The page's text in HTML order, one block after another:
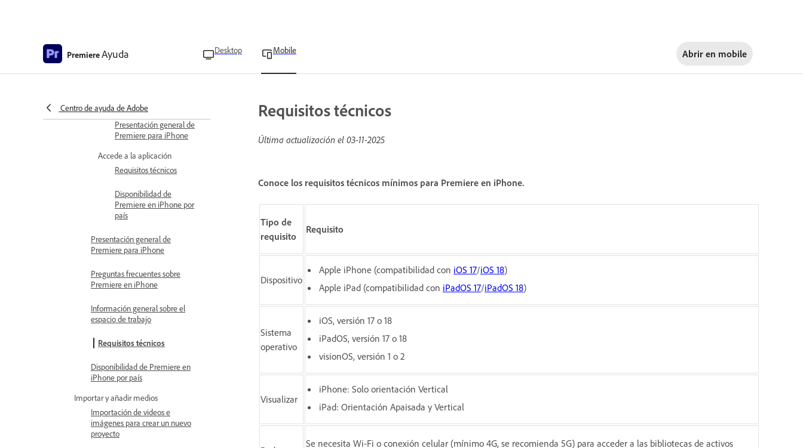
PremiereAyuda Desktop Mobile Abrir en mobile
Centro de ayuda de Adobe
Conozca los conceptos básicos
Presentación general de
Premiere para iPhone
Accede a la aplicación
Requisitos técnicos
Disponibilidad de
Premiere en iPhone por
país
Presentación general de
Premiere para iPhone
Preguntas frecuentes sobre
Premiere en iPhone
Información general sobre el
espacio de trabajo
Requisitos técnicos
Disponibilidad de Premiere en
iPhone por país
Importar y añadir medios
Importación de videos e
imágenes para crear un nuevo
proyecto
Requisitos técnicos
Última actualización el 03-11-2025
Conoce los requisitos técnicos mínimos para Premiere en iPhone.
Tipo de
requisito
Requisito
Dispositivo
Apple iPhone (compatibilidad con iOS 17/iOS 18)
Apple iPad (compatibilidad con iPadOS 17/iPadOS 18)
Sistema
operativo
iOS, versión 17 o 18
iPadOS, versión 17 o 18
visionOS, versión 1 o 2
Visualizar
iPhone: Solo orientación Vertical
iPad: Orientación Apaisada y Vertical
Se necesita Wi-Fi o conexión celular (mínimo 4G, se recomienda 5G) para acceder a las bibliotecas de activos